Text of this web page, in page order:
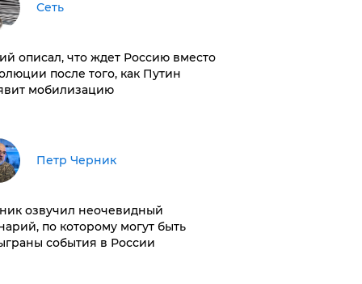
Сеть
описал, что ждет Россию вместо
после того, как Путин
мобилизацию
Петр Черник
озвучил неочевидный
по которому могут быть
события в России